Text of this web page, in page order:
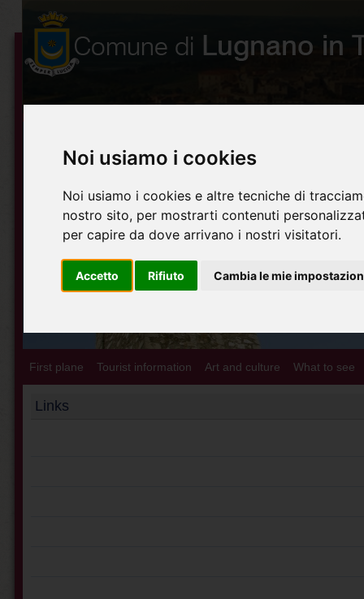
Noi usiamo i cookies
Noi usiamo i cookies e altre tecniche di
nostro sito, per mostrarti contenuti
per capire da dove arrivano i nostri visitatori.
Accetto Rifiuto Cambia le mie
First plane Tourist information Art and culture What to see
Links